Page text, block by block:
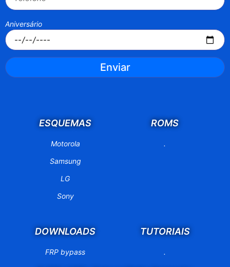
Aniversário
Enviar
ESQUEMAS
Motorola
Samsung
LG
Sony
ROMS
.
DOWNLOADS
FRP bypass
TUTORIAIS
.